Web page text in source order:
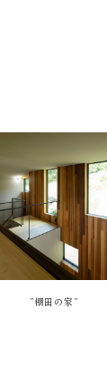
”棚田の家”